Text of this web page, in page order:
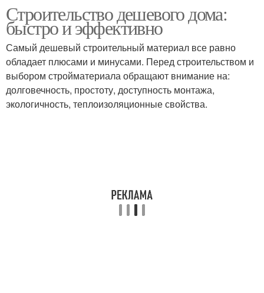
Строительство дешевого дома:
быстро и эффективно
Самый дешевый строительный материал все равно
обладает плюсами и минусами. Перед строительством и
выбором стройматериала обращают внимание на:
долговечность, простоту, доступность монтажа,
экологичность, теплоизоляционные свойства.